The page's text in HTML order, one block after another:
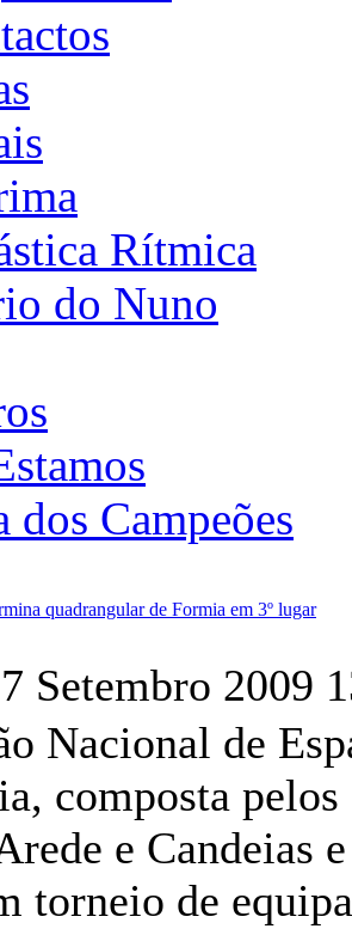
Rítmica
do Nuno
dos Campeões
quadrangular de Formia em 3º lugar
Setembro 2009
Nacional de
composta
e Candeias
torneio de